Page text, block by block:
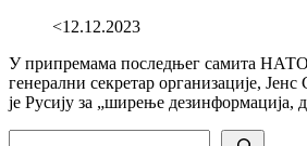
<12.12.2023
У припремама последњег самита
генерални секретар организације,
је Русију за „ширење дезинформација,